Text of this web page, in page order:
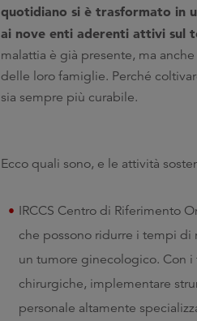
quotidiano si è trasformato in
ai nove enti aderenti attivi sul
malattia è già presente, ma
delle loro famiglie. Perché
sia sempre più curabile.
Ecco quali sono, e le attività
IRCCS Centro di Riferimento
che possono ridurre i tempi
un tumore ginecologico. Con
chirurgiche, implementare
personale altamente